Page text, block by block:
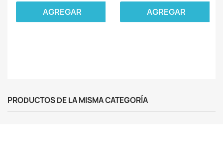
AGREGAR AGREGAR
PRODUCTOS DE LA MISMA CATEGORÍA